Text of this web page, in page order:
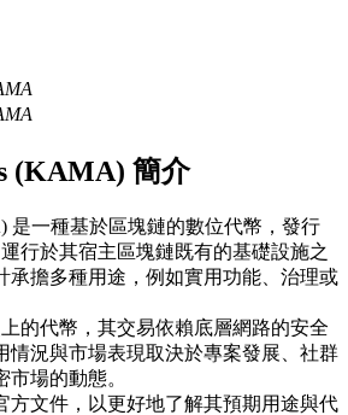
屬及大宗商品衍生性商品
的永續合約
(KAMA) 簡介
是一種基於區塊鏈的數位代幣，發行
行於其宿主區塊鏈既有的基礎設施之
承擔多種用途，例如實用功能、治理或
的代幣，其交易依賴底層網路的安全
情況與市場表現取決於專案發展、社群
場的動態。
方文件，以更好地了解其預期用途與代